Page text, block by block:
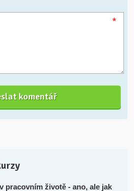
*
pracovním životě - ano, ale jak